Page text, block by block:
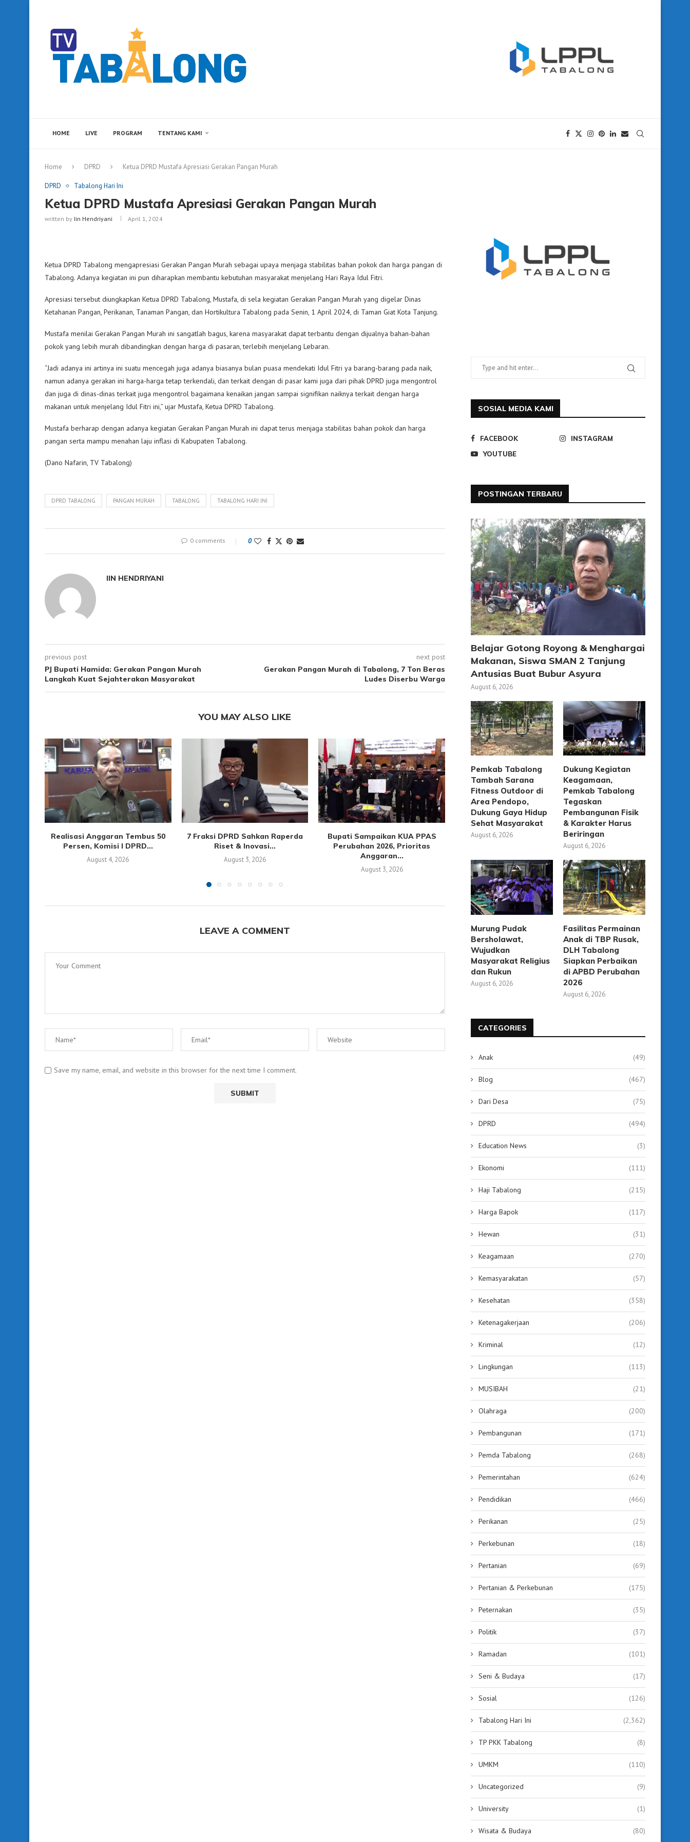
HOME LIVE PROGRAM TENTANG KAMI
Home DPRD Ketua DPRD Mustafa Apresiasi Gerakan Pangan Murah
DPRD Tabalong Hari Ini
Ketua DPRD Mustafa Apresiasi Gerakan Pangan Murah
written by Iin Hendriyani April 1, 2024
Ketua DPRD Tabalong mengapresiasi Gerakan Pangan Murah sebagai upaya menjaga stabilitas bahan pokok dan harga pangan di
Tabalong. Adanya kegiatan ini pun diharapkan membantu kebutuhan masyarakat menjelang Hari Raya Idul Fitri.
Apresiasi tersebut diungkapkan Ketua DPRD Tabalong, Mustafa, di sela kegiatan Gerakan Pangan Murah yang digelar Dinas
Ketahanan Pangan, Perikanan, Tanaman Pangan, dan Hortikultura Tabalong pada Senin, 1 April 2024, di Taman Giat Kota Tanjung.
Mustafa menilai Gerakan Pangan Murah ini sangatlah bagus, karena masyarakat dapat terbantu dengan dijualnya bahan-bahan
pokok yang lebih murah dibandingkan dengan harga di pasaran, terlebih menjelang Lebaran.
“Jadi adanya ini artinya ini suatu mencegah juga adanya biasanya bulan puasa mendekati Idul Fitri ya barang-barang pada naik,
namun adanya gerakan ini harga-harga tetap terkendali, dan terkait dengan di pasar kami juga dari pihak DPRD juga mengontrol
dan juga di dinas-dinas terkait juga mengontrol bagaimana kenaikan jangan sampai signifikan naiknya terkait dengan harga
makanan untuk menjelang Idul Fitri ini,” ujar Mustafa, Ketua DPRD Tabalong.
Mustafa berharap dengan adanya kegiatan Gerakan Pangan Murah ini dapat terus menjaga stabilitas bahan pokok dan harga
pangan serta mampu menahan laju inflasi di Kabupaten Tabalong.
(Dano Nafarin, TV Tabalong)
DPRD TABALONG PANGAN MURAH TABALONG TABALONG HARI INI
0 comments 0
IIN HENDRIYANI
previous post
PJ Bupati Hamida: Gerakan Pangan Murah
Langkah Kuat Sejahterakan Masyarakat
next post
Gerakan Pangan Murah di Tabalong, 7 Ton Beras
Ludes Diserbu Warga
YOU MAY ALSO LIKE
Realisasi Anggaran Tembus 50
Persen, Komisi I DPRD...
August 4, 2026
7 Fraksi DPRD Sahkan Raperda
Riset & Inovasi...
August 3, 2026
Bupati Sampaikan KUA PPAS
Perubahan 2026, Prioritas
Anggaran...
August 3, 2026
Finishing Raperda Riset & Inovasi,
DPRD Dorong Penyusunan...
August 3, 2026
Beasiswa Jadi Catatan
July 29, 2026
LEAVE A COMMENT
Save my name, email, and website in this browser for the next time I comment.
SOSIAL MEDIA KAMI
FACEBOOK
INSTAGRAM
YOUTUBE
POSTINGAN TERBARU
Belajar Gotong Royong & Menghargai
Makanan, Siswa SMAN 2 Tanjung
Antusias Buat Bubur Asyura
August 6, 2026
Pemkab Tabalong
Tambah Sarana
Fitness Outdoor di
Area Pendopo,
Dukung Gaya Hidup
Sehat Masyarakat
August 6, 2026
Dukung Kegiatan
Keagamaan,
Pemkab Tabalong
Tegaskan
Pembangunan Fisik
& Karakter Harus
Beriringan
August 6, 2026
Murung Pudak
Bersholawat,
Wujudkan
Masyarakat Religius
dan Rukun
August 6, 2026
Fasilitas Permainan
Anak di TBP Rusak,
DLH Tabalong
Siapkan Perbaikan
di APBD Perubahan
2026
August 6, 2026
CATEGORIES
Anak (49)
Blog (467)
Dari Desa (75)
DPRD (494)
Education News (3)
Ekonomi (111)
Haji Tabalong (215)
Harga Bapok (117)
Hewan (31)
Keagamaan (270)
Kemasyarakatan (57)
Kesehatan (358)
Ketenagakerjaan (206)
Kriminal (12)
Lingkungan (113)
MUSIBAH (21)
Olahraga (200)
Pembangunan (171)
Pemda Tabalong (268)
Pemerintahan (624)
Pendidikan (466)
Perikanan (25)
Perkebunan (18)
Pertanian (69)
Pertanian & Perkebunan (175)
Peternakan (35)
Politik (37)
Ramadan (101)
Seni & Budaya (17)
Sosial (126)
Tabalong Hari Ini (2,362)
TP PKK Tabalong (8)
UMKM (110)
Uncategorized (9)
University (1)
Wisata & Budaya (80)